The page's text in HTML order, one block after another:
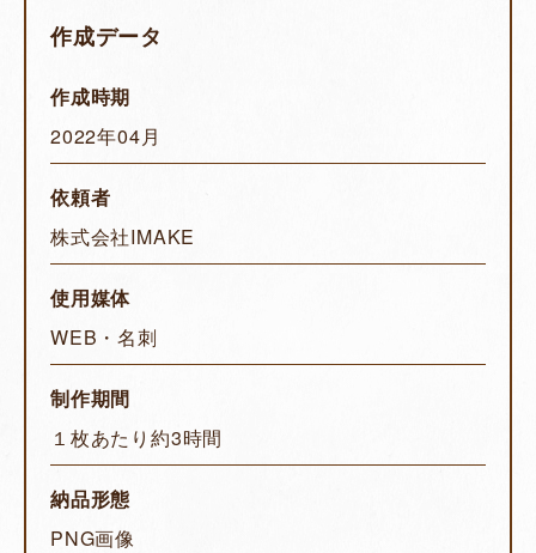
作成データ
作成時期
2022年04月
依頼者
株式会社IMAKE
使用媒体
WEB・名刺
制作期間
１枚あたり約3時間
納品形態
PNG画像